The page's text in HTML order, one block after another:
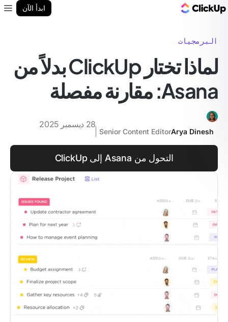
ابدأ الآن
البرمجيات
لماذا تختار ClickUp بدلاً من
Asana: مقارنة مفصلة
Arya Dinesh
Senior Content Editor
28 ديسمبر 2025
التحول من Asana إلى ClickUp